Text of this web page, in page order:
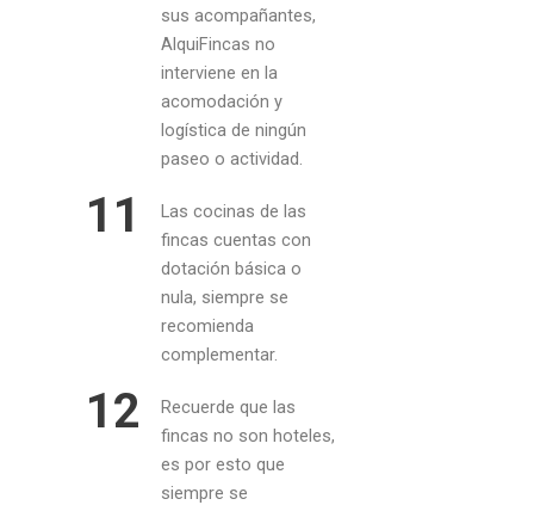
sus acompañantes,
AlquiFincas no
interviene en la
acomodación y
logística de ningún
paseo o actividad.
11
Las cocinas de las
fincas cuentas con
dotación básica o
nula, siempre se
recomienda
complementar.
12
Recuerde que las
fincas no son hoteles,
es por esto que
siempre se